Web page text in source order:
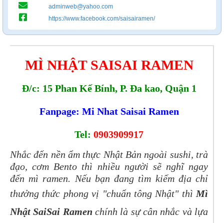
adminweb@yahoo.com
https://www.facebook.com/saisairamen/
MÌ NHẬT SAISAI RAMEN
Đ/c: 15 Phan Kế Bính, P. Đa kao, Quận 1
Fanpage: Mi Nhat Saisai Ramen
Tel: 0903909917
Nhắc đến nền ẩm thực Nhật Bản ngoài sushi, trà
đạo, cơm Bento thì nhiều người sẽ nghĩ ngay
đến mì ramen. Nếu bạn đang tìm kiếm địa chỉ
thưởng thức phong vị "chuẩn tông Nhật" thì Mì
Nhật SaiSai Ramen chính là sự cân nhắc và lựa